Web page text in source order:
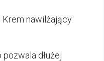
Krem nawilżający
dłużej